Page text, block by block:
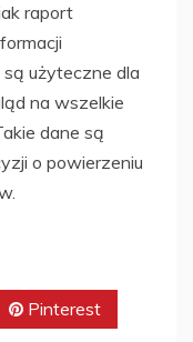
raport
użyteczne dla
na wszelkie
dane są
o powierzeniu
Pinterest